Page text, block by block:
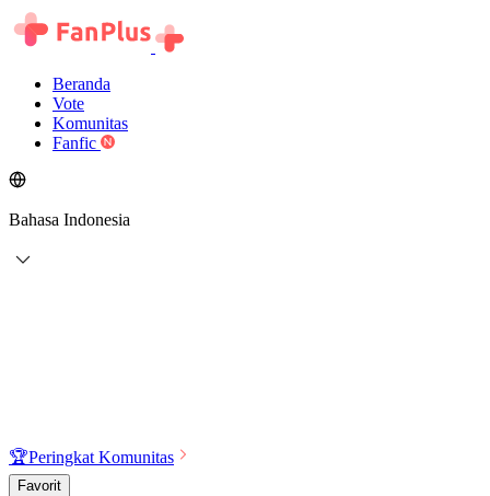
Beranda
Vote
Komunitas
Fanfic
Bahasa Indonesia
🏆Peringkat Komunitas
Favorit